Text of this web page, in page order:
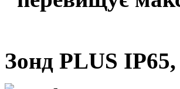
Зонд PLUS